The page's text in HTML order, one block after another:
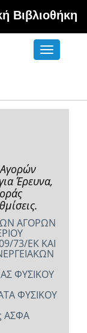
Βιβλιοθήκη
Toggle
Αγορών
Έρευνα,
ΑΓΟΡΩΝ
73/ΕΚ ΚΑΙ
ΦΥΣΙΚΟΥ
ΦΥΣΙΚΟΥ
ΑΣΦΑ